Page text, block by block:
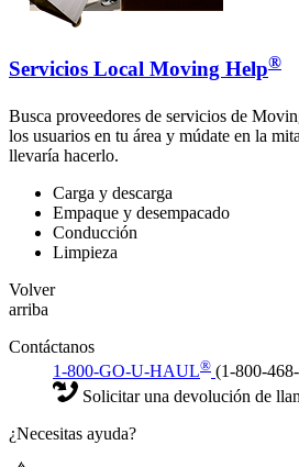
Servicios Local Moving Help®
Busca proveedores de servicios de
los usuarios en tu área y múdate en la
llevaría hacerlo.
Carga y descarga
Empaque y desempacado
Conducción
Limpieza
Volver
arriba
Contáctanos
1-800-GO-U-HAUL® (1-800-
Solicitar una devolución de
¿Necesitas ayuda?